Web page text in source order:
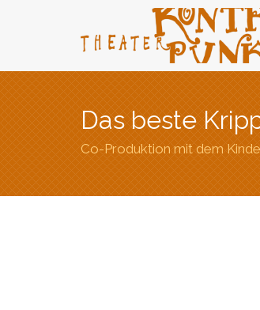
Das beste
Co-Produktion mit dem